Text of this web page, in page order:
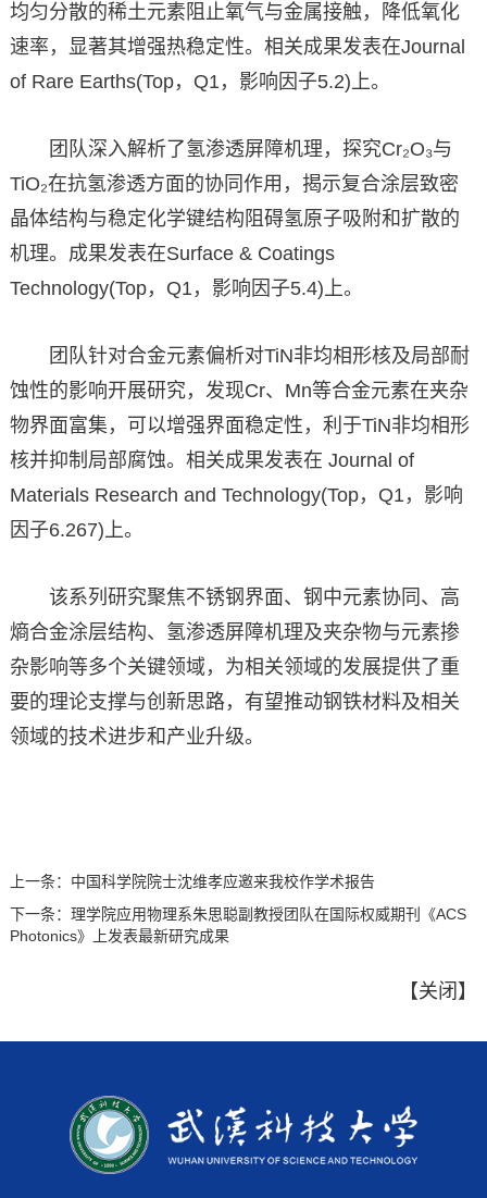
均匀分散的稀土元素阻止氧气与金属接触，降低氧化
速率，显著其增强热稳定性。相关成果发表在Journal
of Rare Earths(Top，Q1，影响因子5.2)上。
团队深入解析了氢渗透屏障机理，探究Cr₂O₃与
TiO₂在抗氢渗透方面的协同作用，揭示复合涂层致密
晶体结构与稳定化学键结构阻碍氢原子吸附和扩散的
机理。成果发表在Surface & Coatings
Technology(Top，Q1，影响因子5.4)上。
团队针对合金元素偏析对TiN非均相形核及局部耐
蚀性的影响开展研究，发现Cr、Mn等合金元素在夹杂
物界面富集，可以增强界面稳定性，利于TiN非均相形
核并抑制局部腐蚀。相关成果发表在 Journal of
Materials Research and Technology(Top，Q1，影响
因子6.267)上。
该系列研究聚焦不锈钢界面、钢中元素协同、高
熵合金涂层结构、氢渗透屏障机理及夹杂物与元素掺
杂影响等多个关键领域，为相关领域的发展提供了重
要的理论支撑与创新思路，有望推动钢铁材料及相关
领域的技术进步和产业升级。
上一条： 中国科学院院士沈维孝应邀来我校作学术报告
下一条： 理学院应用物理系朱思聪副教授团队在国际权威期刊《ACS
Photonics》上发表最新研究成果
【关闭 】